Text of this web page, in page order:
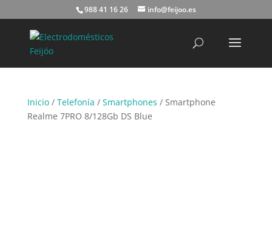
988 41 16 26 info@feijoo.es
Inicio/ Telefonía / Smartphones / Smartphone
Realme 7PRO 8/128Gb DS Blue